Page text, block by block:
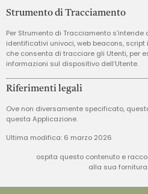
Strumento di Tracciamento
Per Strumento di Tracciamento
identificativi univoci, web beacons,
che consenta di tracciare gli Utenti, per
informazioni sul dispositivo dell’Utente.
Riferimenti legali
Ove non diversamente specificato,
questa Applicazione.
Ultima modifica: 6 marzo 2026
ospita questo contenuto e
alla sua fornitura.